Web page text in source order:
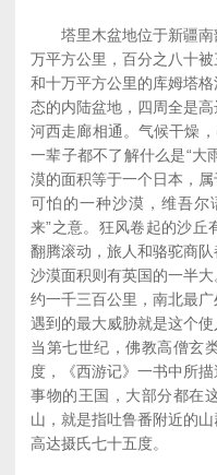
塔里木盆地位于新疆南
万平方公里，百分之八十
和十万平方公里的库姆塔
态的内陆盆地，四周全是
河西走廊相通。气候干燥
一辈子都不了解什么是“大
漠的面积等于一个日本，
可怕的一种沙漠，维吾尔
来”之意。狂风卷起的沙丘
翻腾滚动，旅人和骆驼商
沙漠面积则有英国的一半
约一千三百公里，南北最
遇到的最大威胁就是这个使
当第七世纪，佛教高僧玄
度，《西游记》一书中所
事物的王国，大部分都在
山，就是指吐鲁番附近的
高达摄氏七十五度。